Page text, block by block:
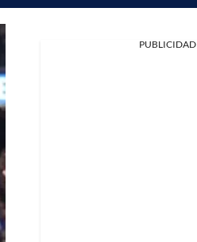
PUBLICIDAD